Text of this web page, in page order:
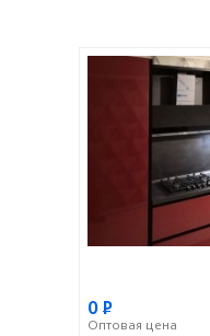
0Р
Оптовая цена